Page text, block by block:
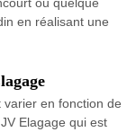
en réalisant une
en fonction de
Elagage qui est